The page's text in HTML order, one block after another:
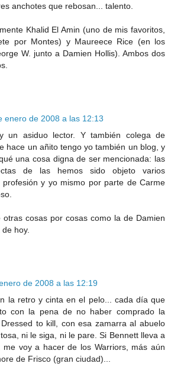
anchotes que rebosan... talento.
Khalid El Amin (uno de mis favoritos,
por Montes) y Maureece Rice (en los
W. junto a Damien Hollis). Ambos dos
enero de 2008 a las 12:13
un asiduo lector. Y también colega de
hace un añito tengo yo también un blog, y
una cosa digna de ser mencionada: las
de las hemos sido objeto varios
profesión y yo mismo por parte de Carme
otras cosas por cosas como la de Damien
hoy.
de 2008 a las 12:19
la retro y cinta en el pelo... cada día que
con la pena de no haber comprado la
to kill, con esa zamarra al abuelo
ni le siga, ni le pare. Si Bennett lleva a
voy a hacer de los Warriors, más aún
de Frisco (gran ciudad)...